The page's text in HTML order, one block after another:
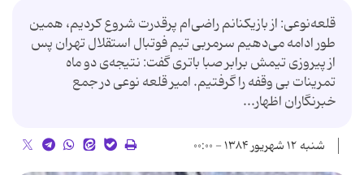
قلعه‌نوعی: از بازیكنانم راضی‌ام پرقدرت شروع كردیم، همین
طور ادامه می‌دهیم سرمربی تیم فوتبال استقلال تهران پس
از پیروزی تیمش برابر صبا باتری گفت: نتیجه‌ی دو ماه
تمرینات بی وقفه را گرفتیم. امیر قلعه نوعی در جمع
خبرنگاران اظهار...
شنبه ۱۲ شهریور ۱۳۸۴ - ۰۰:۰۰